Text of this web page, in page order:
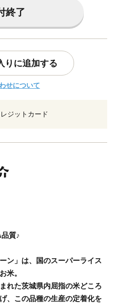
終了
りに追加する
せについて
ジットカード
質♪
ン」は、国のスーパーライス
米。
れた茨城県内屈指の米どころ
、この品種の生産の定着化を